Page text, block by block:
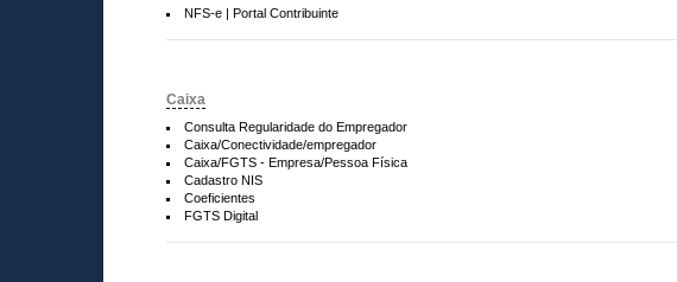
NFS-e | Portal Contribuinte
Caixa
Consulta Regularidade do Empregador
Caixa/Conectividade/empregador
Caixa/FGTS - Empresa/Pessoa Física
Cadastro NIS
Coeficientes
FGTS Digital